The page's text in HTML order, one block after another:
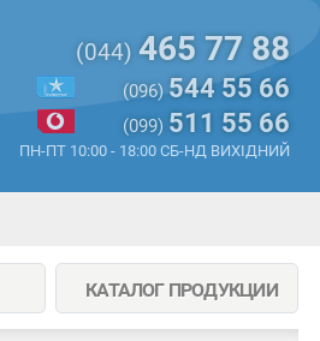
(044) 465 77 88
(096) 544 55 66
(099) 511 55 66
ПН-ПТ 10:00 - 18:00 СБ-НД ВИХІДНИЙ
КАТАЛОГ ПРОДУКЦИИ